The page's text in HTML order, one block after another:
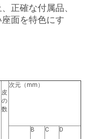
正確な付属品、
面を特色にす
皮
の
数
次元（mm）
B C D